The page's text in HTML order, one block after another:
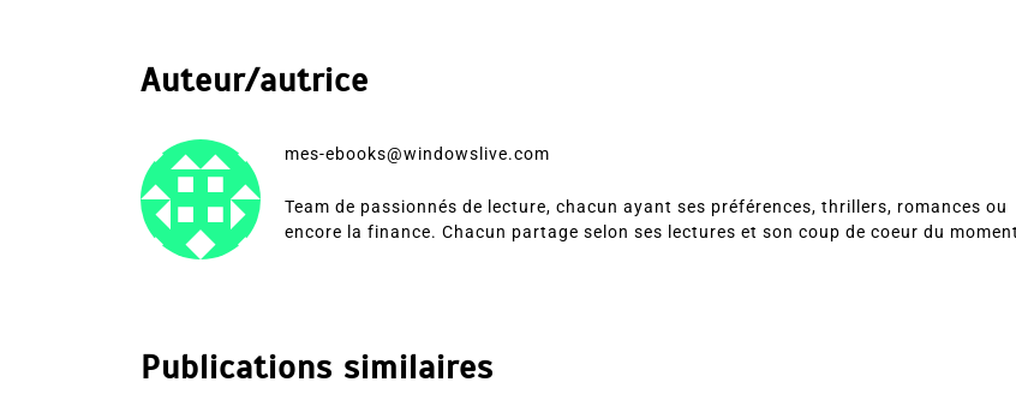
Auteur/autrice
mes-ebooks@windowslive.com
Team de passionnés de lecture, chacun ayant ses préférences, thrillers, romances ou
encore la finance. Chacun partage selon ses lectures et son coup de coeur du moment
Publications similaires